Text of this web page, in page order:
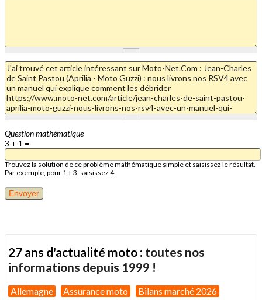
Question mathématique
3 + 1 =
Trouvez la solution de ce problème mathématique simple et saisissez le résultat.
Par exemple, pour 1 + 3, saisissez 4.
27 ans d'actualité moto : toutes nos
informations depuis 1999 !
Allemagne Assurance moto Bilans marché 2026